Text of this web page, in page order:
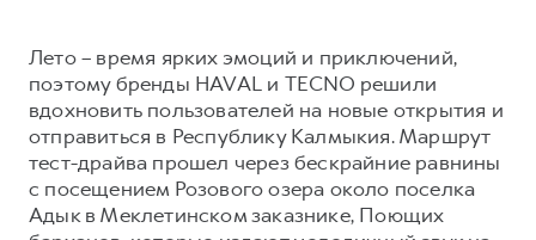
M6
от 2 049 000 ₽
JOLION
от 2 049 000 ₽
ВЫБОР И ПОКУПКА
Автомобили в наличии
Конфигуратор HAVAL
Аксессуары HAVAL
Каталоги и прайс-листы
СЕРВИС
Все о сервисе
Запись на сервис
Моторное масло
Стоимость ТО
СПЕЦПРЕДЛОЖЕНИЯ
Покупателям
Владельцам
БРЕНД HAVAL
О бренде
Новости
О GWM
Лето – время ярких эмоций и приключений,
поэтому бренды HAVAL и TECNO решили
вдохновить пользователей на новые открытия и
отправиться в Республику Калмыкия. Маршрут
тест-драйва прошел через бескрайние равнины
с посещением Розового озера около поселка
Адык в Меклетинском заказнике, Поющих